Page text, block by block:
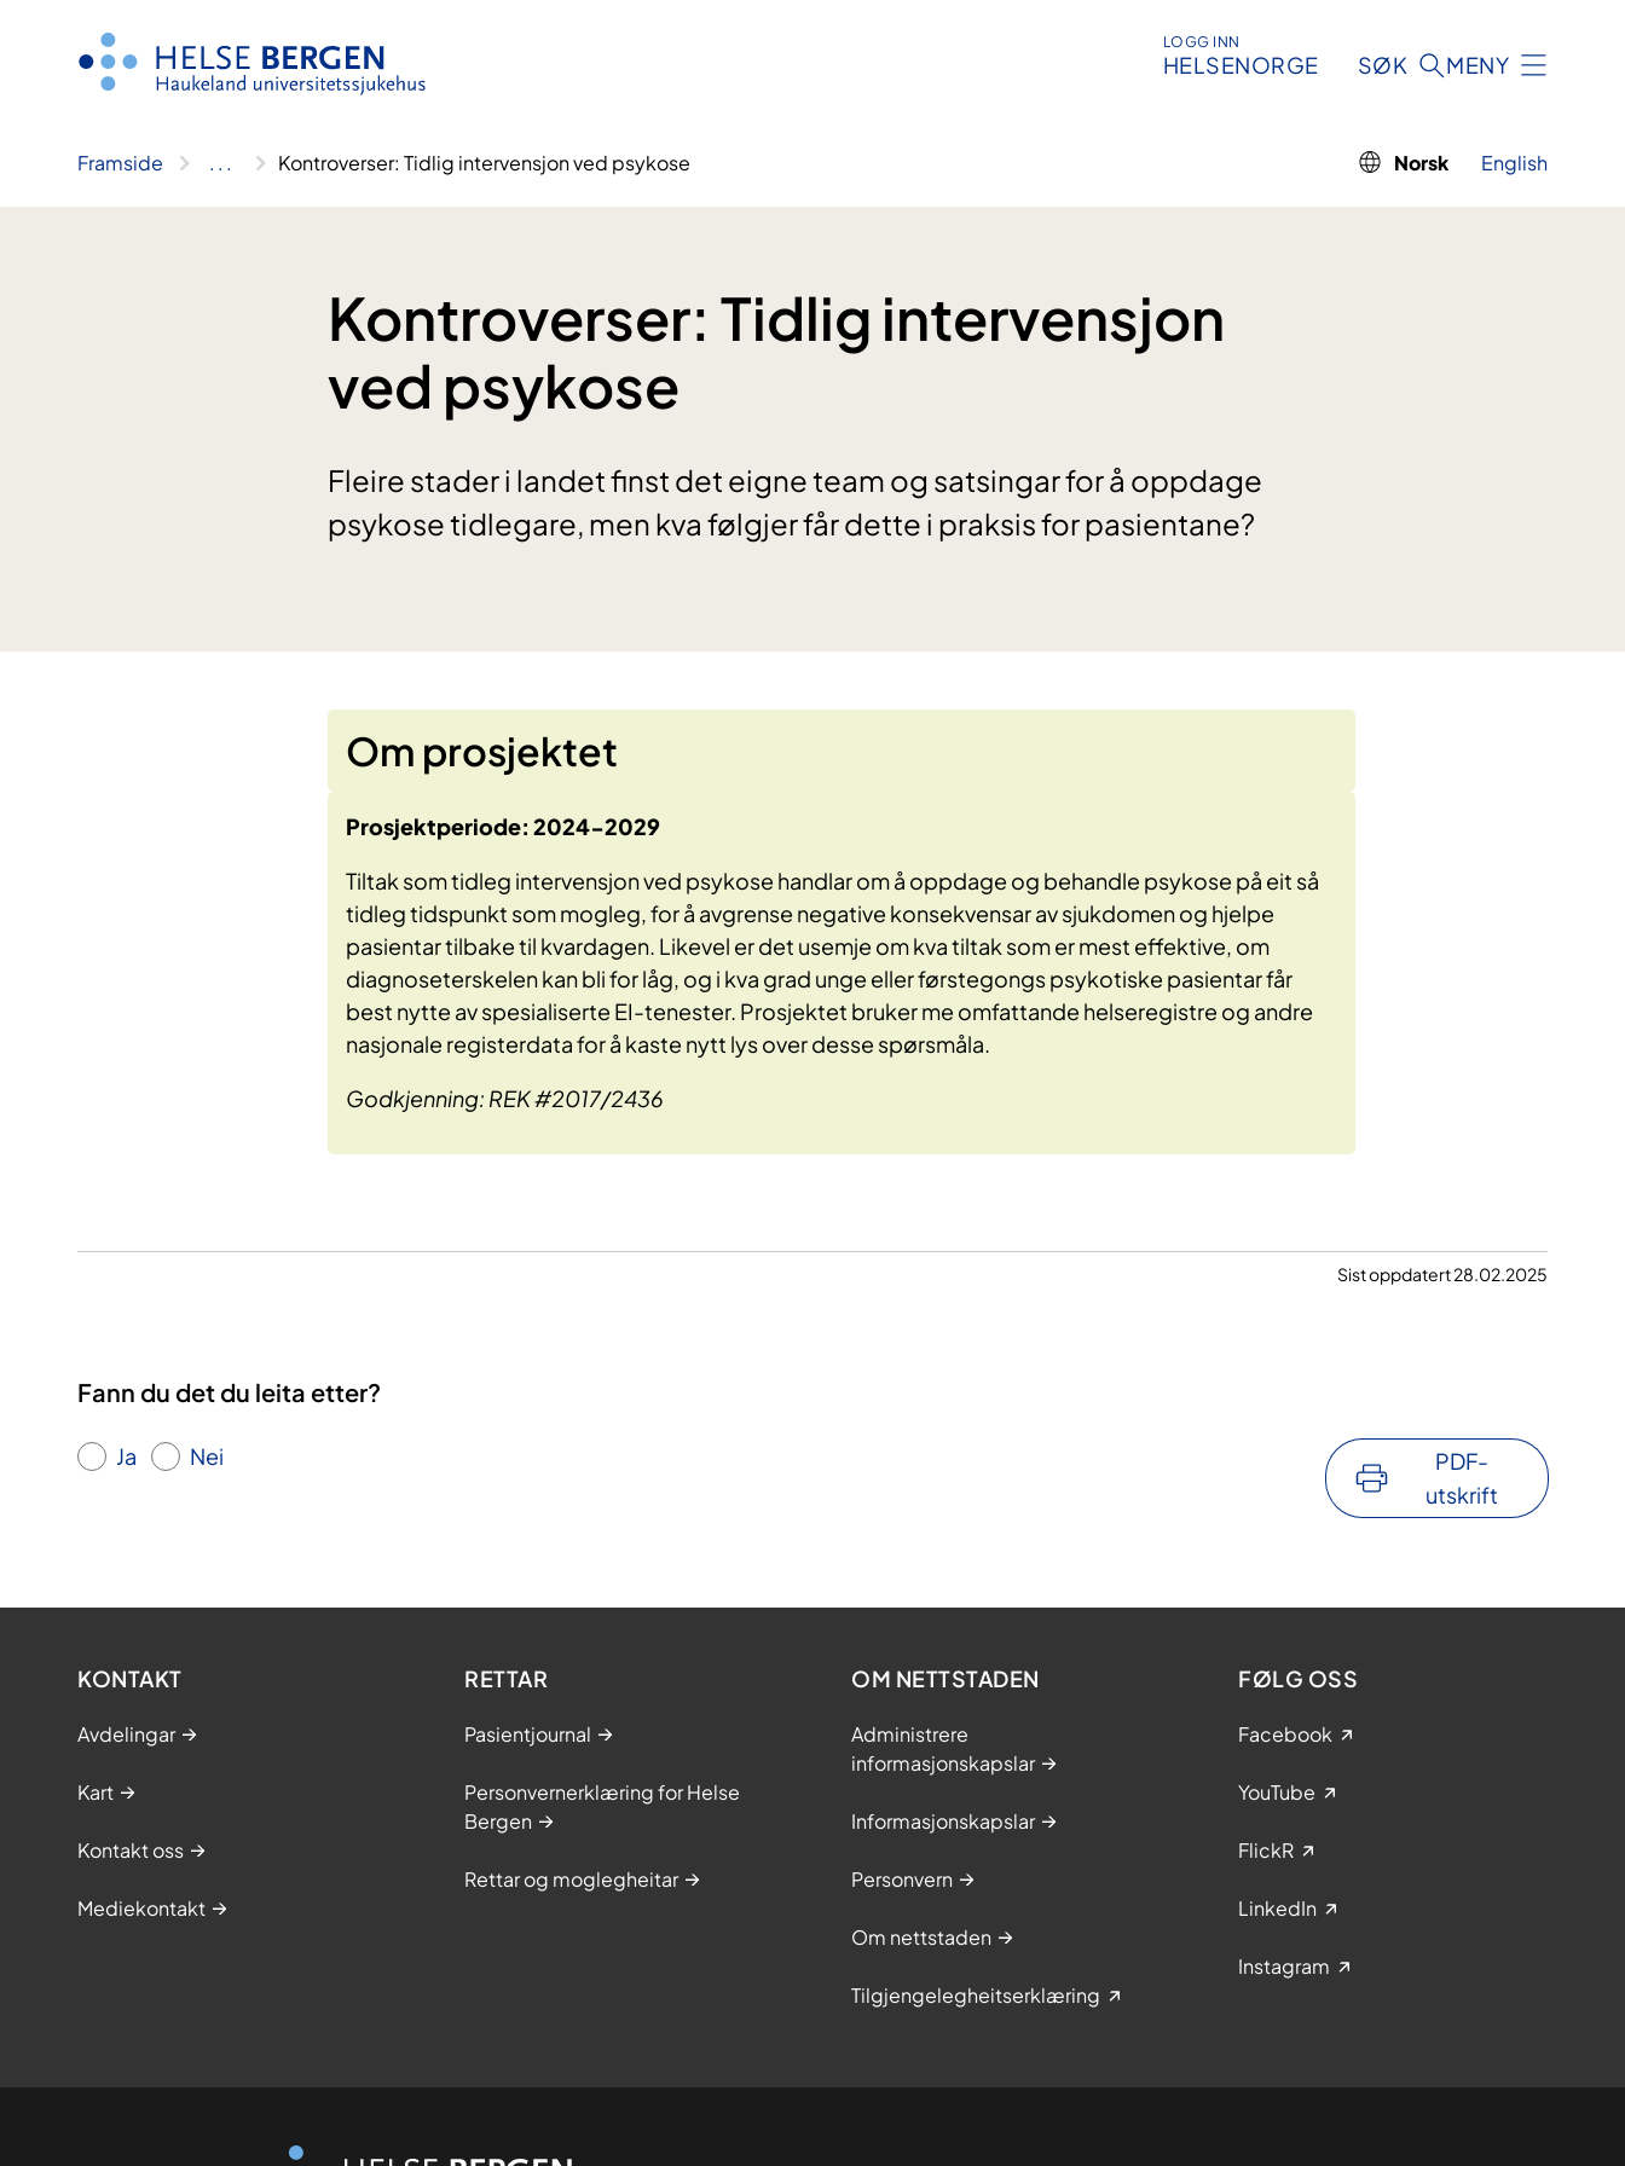
LOGG INN
HELSENORGE SØK MENY
Framside .. . Kontroverser: Tidlig intervensjon ved psykose Norsk English
Kontroverser: Tidlig intervensjon
ved psykose
Fleire stader i landet finst det eigne team og satsingar for å oppdage
psykose tidlegare, men kva følgjer får dette i praksis for pasientane?
Om prosjektet
Prosjektperiode: 2024-2029
Tiltak som tidleg intervensjon ved psykose handlar om å oppdage og behandle psykose på eit så
tidleg tidspunkt som mogleg, for å avgrense negative konsekvensar av sjukdomen og hjelpe
pasientar tilbake til kvardagen. Likevel er det usemje om kva tiltak som er mest effektive, om
diagnoseterskelen kan bli for låg, og i kva grad unge eller førstegongs psykotiske pasientar får
best nytte av spesialiserte EI-tenester. Prosjektet bruker me omfattande helseregistre og andre
nasjonale registerdata for å kaste nytt lys over desse spørsmåla.
Godkjenning: REK #2017/2436
Sist oppdatert 28.02.2025
Fann du det du leita etter?
Ja Nei
PDF-
utskrift
KONTAKT
Avdelingar
Kart
Kontakt oss
Mediekontakt
RETTAR
Pasientjournal
Personvernerklæring for Helse
Bergen
Rettar og moglegheitar
OM NETTSTADEN
Administrere
informasjonskapslar
Informasjonskapslar
Personvern
Om nettstaden
Tilgjengelegheitserklæring
FØLG OSS
Facebook
YouTube
FlickR
LinkedIn
Instagram